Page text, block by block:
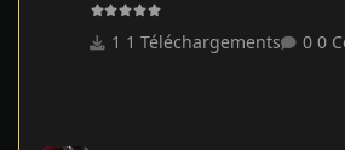
1 Téléchargements 0